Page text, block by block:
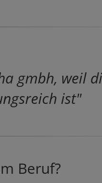
gmbh, weil
ist"
Beruf?